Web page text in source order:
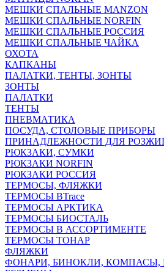
МЕШКИ СПАЛЬНЫЕ MANZON
МЕШКИ СПАЛЬНЫЕ NORFIN
МЕШКИ СПАЛЬНЫЕ РОССИЯ
МЕШКИ СПАЛЬНЫЕ ЧАЙКА
ОХОТА
КАПКАНЫ
ПАЛАТКИ, ТЕНТЫ, ЗОНТЫ
ЗОНТЫ
ПАЛАТКИ
ТЕНТЫ
ПНЕВМАТИКА
ПОСУДА, СТОЛОВЫЕ ПРИБОРЫ
ПРИНАДЛЕЖНОСТИ ДЛЯ
РЮКЗАКИ, СУМКИ
РЮКЗАКИ NORFIN
РЮКЗАКИ РОССИЯ
ТЕРМОСЫ, ФЛЯЖКИ
ТЕРМОСЫ BTrace
ТЕРМОСЫ АРКТИКА
ТЕРМОСЫ БИОСТАЛЬ
ТЕРМОСЫ В АССОРТИМЕНТЕ
ТЕРМОСЫ ТОНАР
ФЛЯЖКИ
ФОНАРИ, БИНОКЛИ, КОМПАСЫ,